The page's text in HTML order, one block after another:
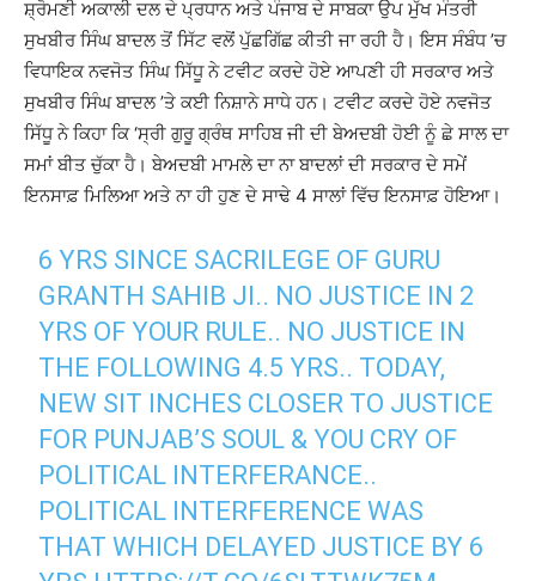
ਸ਼੍ਰੋਮਣੀ ਅਕਾਲੀ ਦਲ ਦੇ ਪ੍ਰਧਾਨ ਅਤੇ ਪੰਜਾਬ ਦੇ ਸਾਬਕਾ ਉਪ ਮੁੱਖ ਮੰਤਰੀ
ਸੁਖਬੀਰ ਸਿੰਘ ਬਾਦਲ ਤੋਂ ਸਿੱਟ ਵਲੋਂ ਪੁੱਛਗਿੱਛ ਕੀਤੀ ਜਾ ਰਹੀ ਹੈ। ਇਸ ਸੰਬੰਧ ’ਚ
ਵਿਧਾਇਕ ਨਵਜੋਤ ਸਿੰਘ ਸਿੱਧੂ ਨੇ ਟਵੀਟ ਕਰਦੇ ਹੋਏ ਆਪਣੀ ਹੀ ਸਰਕਾਰ ਅਤੇ
ਸੁਖਬੀਰ ਸਿੰਘ ਬਾਦਲ ’ਤੇ ਕਈ ਨਿਸ਼ਾਨੇ ਸਾਧੇ ਹਨ। ਟਵੀਟ ਕਰਦੇ ਹੋਏ ਨਵਜੋਤ
ਸਿੱਧੂ ਨੇ ਕਿਹਾ ਕਿ ‘ਸ੍ਰੀ ਗੁਰੂ ਗ੍ਰੰਥ ਸਾਹਿਬ ਜੀ ਦੀ ਬੇਅਦਬੀ ਹੋਈ ਨੂੰ ਛੇ ਸਾਲ ਦਾ
ਸਮਾਂ ਬੀਤ ਚੁੱਕਾ ਹੈ। ਬੇਅਦਬੀ ਮਾਮਲੇ ਦਾ ਨਾ ਬਾਦਲਾਂ ਦੀ ਸਰਕਾਰ ਦੇ ਸਮੇਂ
ਇਨਸਾਫ਼ ਮਿਲਿਆ ਅਤੇ ਨਾ ਹੀ ਹੁਣ ਦੇ ਸਾਢੇ 4 ਸਾਲਾਂ ਵਿੱਚ ਇਨਸਾਫ਼ ਹੋਇਆ।
6 YRS SINCE SACRILEGE OF GURU
GRANTH SAHIB JI.. NO JUSTICE IN 2
YRS OF YOUR RULE.. NO JUSTICE IN
THE FOLLOWING 4.5 YRS.. TODAY,
NEW SIT INCHES CLOSER TO JUSTICE
FOR PUNJAB’S SOUL & YOU CRY OF
POLITICAL INTERFERANCE..
POLITICAL INTERFERENCE WAS
THAT WHICH DELAYED JUSTICE BY 6